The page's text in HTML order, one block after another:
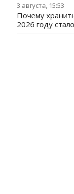
3 августа, 15:53
Почему
2026 году